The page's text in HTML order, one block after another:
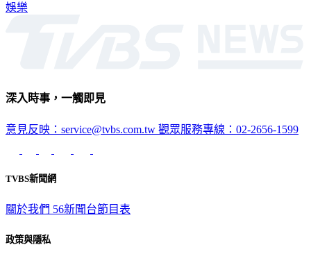
娛樂
深入時事，一觸即見
意見反映：service@tvbs.com.tw 觀眾服務專線：02-2656-1599
TVBS新聞網
關於我們 56新聞台節目表
政策與隱私